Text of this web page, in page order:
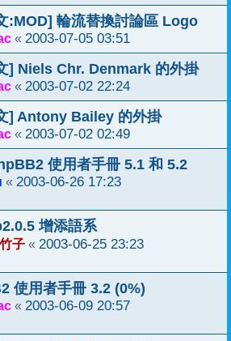
:MOD] 輪流替換討論區 Logo
« 2003-07-05 03:51
] Niels Chr. Denmark 的外掛
« 2003-07-02 22:24
] Antony Bailey 的外掛
« 2003-07-02 02:49
使用者手冊 5.1 和 5.2
« 2003-06-26 17:23
增添語系
子 « 2003-06-25 23:23
使用者手冊 3.2 (0%)
« 2003-06-09 20:57